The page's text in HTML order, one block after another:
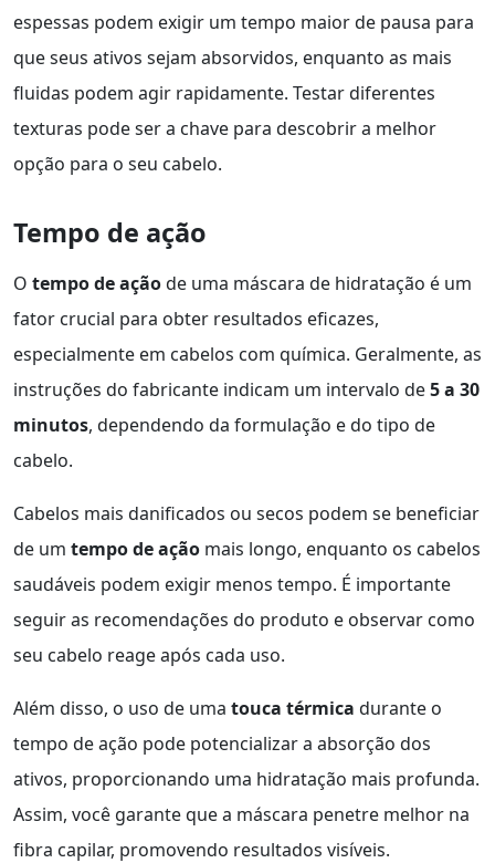
espessas podem exigir um tempo maior de pausa para
que seus ativos sejam absorvidos, enquanto as mais
fluidas podem agir rapidamente. Testar diferentes
texturas pode ser a chave para descobrir a melhor
opção para o seu cabelo.
Tempo de ação
O tempo de açãode uma máscara de hidratação é um
fator crucial para obter resultados eficazes,
especialmente em cabelos com química. Geralmente, as
instruções do fabricante indicam um intervalo de5 a 30
minutos, dependendo da formulação e do tipo de
cabelo.
Cabelos mais danificados ou secos podem se beneficiar
de um tempo de ação mais longo, enquanto os cabelos
saudáveis podem exigir menos tempo. É importante
seguir as recomendações do produto e observar como
seu cabelo reage após cada uso.
Além disso, o uso de uma touca térmica durante o
tempo de ação pode potencializar a absorção dos
ativos, proporcionando uma hidratação mais profunda.
Assim, você garante que a máscara penetre melhor na
fibra capilar, promovendo resultados visíveis.